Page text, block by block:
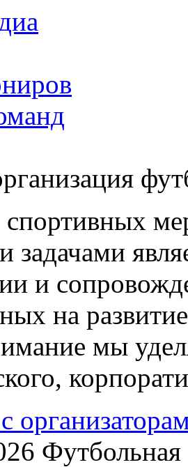
спортивных
и
на
мы
Футбольная